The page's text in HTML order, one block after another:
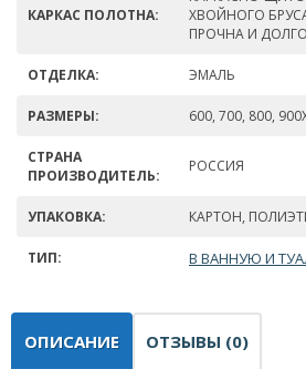
КАРКАС ПОЛОТНА:
ХВОЙНОГО
ПРОЧНА И
ОТДЕЛКА: ЭМАЛЬ
РАЗМЕРЫ: 600, 700, 800,
СТРАНА
ПРОИЗВОДИТЕЛЬ:
РОССИЯ
УПАКОВКА: КАРТОН,
ТИП: В ВАННУЮ И
ОПИСАНИЕ ОТЗЫВЫ (0)